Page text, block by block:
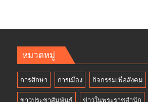
หมวดหมู่
การศึกษา การเมือง กิจกรรมเพื่อสังคม
ข่าวประชาสัมพันธ์ ข่าวในพระราชสำนัก